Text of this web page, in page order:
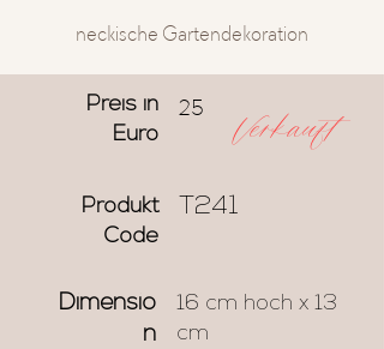
neckische Gartendekoration
Preis in
Euro
25 Verkauft
Produkt
Code
T241
Dimensio
n
16 cm hoch x 13
cm